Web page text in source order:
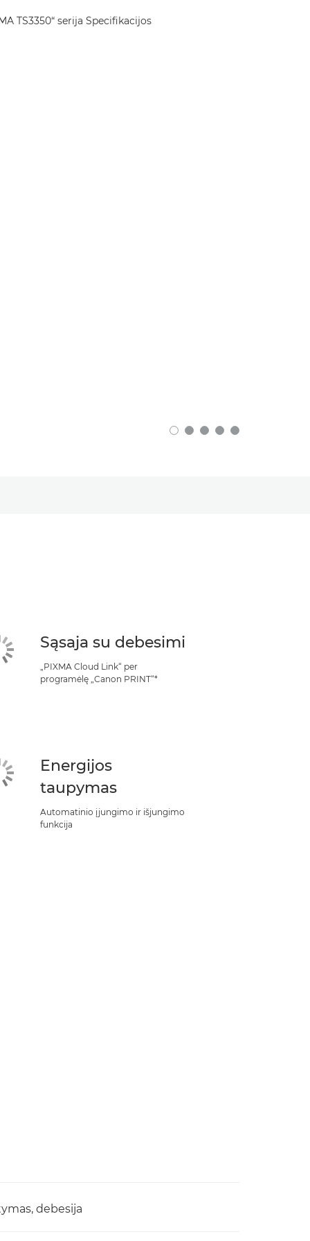
Sąsaja su debesimi
„PIXMA Cloud Link“ per
programėlę „Canon PRINT“*
Energijos
taupymas
Automatinio įjungimo ir išjungimo
funkcija
debesija